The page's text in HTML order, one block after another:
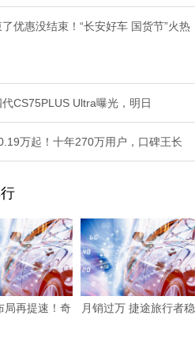
优惠没结束！“长安好车 国货节”火热
CS75PLUS Ultra曝光，明日
万起！十年270万用户，口碑王长
局再提速！奇
月销过万 捷途旅行者稳